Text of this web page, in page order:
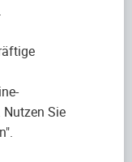
Sie